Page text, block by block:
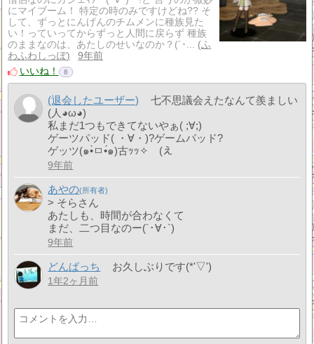
にマイブーム！ 特定の時のみですけどね?? そ
して、ずっとにんげんのチムメンに種族見た
い！っていってからずっと人間に戻らず 種族
のままなのは、あたしのせいなのか？(´･...
ふ
わふわしっぽ
9年前
いいね！
8
(退会したユーザー)
七不思議会えたなんて羨ましい
(人◕ω◕)
私まだ1つもできてないやぁ( ;∀;)
ゲーツパッド( ・∀・)?ゲームパッド?
ゲッツ(๑•̀ㅁ•́๑)古ｯｯ✧ (え
9年前
あやの
> そらさん
あたしも、時間が合わなくて
まだ、二つ目なのー(´･∀･`)
9年前
どんぱっち お久しぶりです(*'▽')
1年2ヶ月前